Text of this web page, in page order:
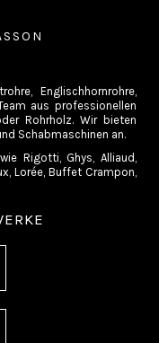
Englischhornrohre,
aus professionellen
Rohrholz. Wir bieten
Schabmaschinen an.
Rigotti, Ghys, Alliaud,
Lorée, Buffet Crampon,